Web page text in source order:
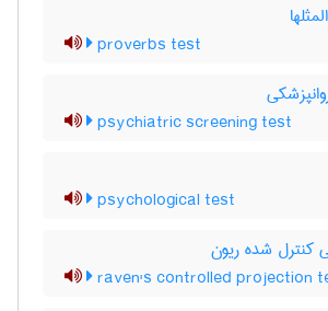
proverbs test
psychiatric screening test
psychological test
کنترل شده ریون
raven's controlled projection